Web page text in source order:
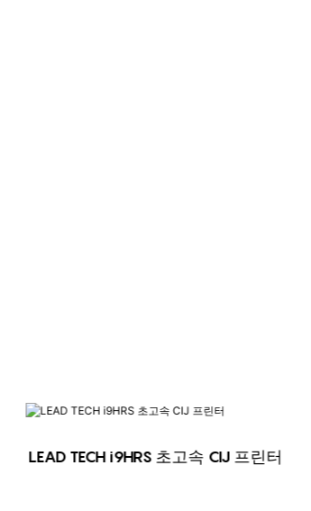
LEAD TECH i9HRS 초고속 CIJ 프린터